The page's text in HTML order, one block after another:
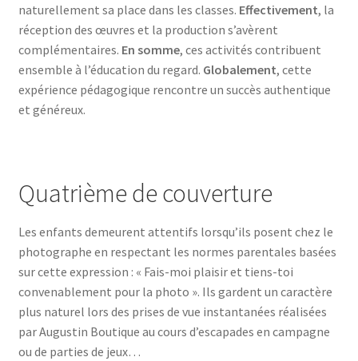
naturellement sa place dans les classes. Effectivement, la
réception des œuvres et la production s’avèrent
complémentaires. En somme, ces activités contribuent
ensemble à l’éducation du regard. Globalement, cette
expérience pédagogique rencontre un succès authentique
et généreux.
Quatrième de couverture
Les enfants demeurent attentifs lorsqu’ils posent chez le
photographe en respectant les normes parentales basées
sur cette expression : « Fais-moi plaisir et tiens-toi
convenablement pour la photo ». Ils gardent un caractère
plus naturel lors des prises de vue instantanées réalisées
par Augustin Boutique au cours d’escapades en campagne
ou de parties de jeux…